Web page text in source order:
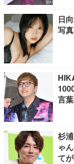
日
写
言
杉
ゃ
て